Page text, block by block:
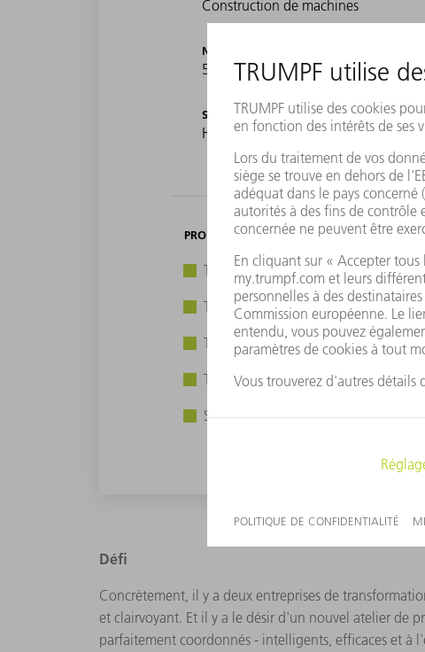
Construction de machines
NOMBRE DE COLLABORATEURS
55
SITE
Hüttenberg/Heuchelheim,
PRODUITS TRUMPF
TruLaser 5030 fiber
TruBend 5130
TruBend 5170
TruLaser Tube 7000
Smart Factory Consulting
Défi
Concrètement, il y a deux entreprises de
et clairvoyant. Et il y a le désir d'un nouvel atelier de
parfaitement coordonnés - intelligents, efficaces et à